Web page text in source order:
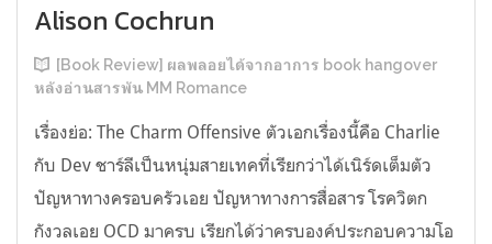
Alison Cochrun
[Book Review] ผลพลอยได้จากอาการ book hangover
หลังอ่านสารพัน MM Romance
เรื่องย่อ: The Charm Offensive ตัวเอกเรื่องนี้คือ Charlie
กับ Dev ชาร์ลีเป็นหนุ่มสายเทคที่เรียกว่าได้เนิร์ดเต็มตัว
ปัญหาทางครอบครัวเอย ปัญหาทางการสื่อสาร โรควิตก
กังวลเอย OCD มาครบ เรียกได้ว่าครบองค์ประกอบความโอ